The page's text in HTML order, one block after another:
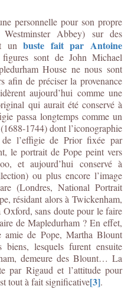
personnelle pour son propre
Abbey) sur des
unbuste fait par Antoine
sont de John Michael
House ne nous sont
afin de préciser la provenance
aujourd’hui comme une
qui aurait été conservé à
passa longtemps comme un
1744) dont l’iconographie
de l’effigie de Prior fixée par
le portrait de Pope peint vers
et aujourd’hui conservé à
ou plus encore l’image
(Londres, National Portrait
résidant alors à Twickenham,
sans doute pour le faire
de Mapledurham ? En effet,
de Pope, Martha Blount
lesquels furent ensuite
demeure des Blount… La
par Rigaud et l’attitude pour
tout à fait significative[3].